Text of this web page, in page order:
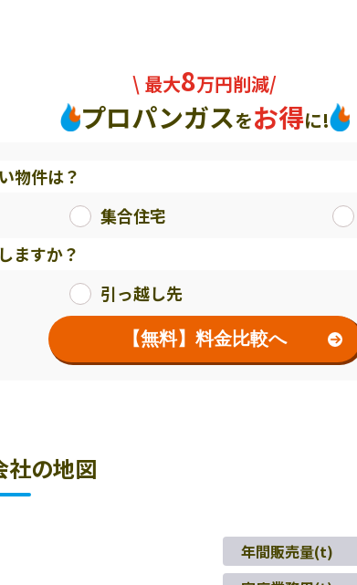
\ 最大8万円削減/
プロパンガスをお得に!
物件は？
集合住宅
ますか？
引っ越し先
【無料】料金比較へ
社の地図
年間販売量(t)